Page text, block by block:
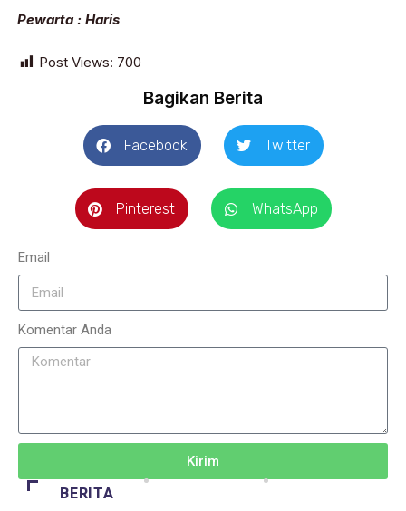
Pewarta : Haris
Post Views: 700
Bagikan Berita
Facebook Twitter
Pinterest WhatsApp
Email
Komentar Anda
Kirim
BERITA